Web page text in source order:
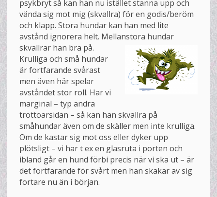
psykbryt så kan han nu istället stanna upp och
vända sig mot mig (skvallra) för en godis/beröm
och klapp. Stora hundar kan han med lite
avstånd ignorera helt. Mellanstora hundar
skvallrar han bra på.
Krulliga och små hundar
är fortfarande svårast
men även här spelar
avståndet stor roll. Har vi
marginal – typ andra
trottoarsidan – så kan han skvallra på
småhundar även om de skäller men inte krulliga.
Om de kastar sig mot oss eller dyker upp
plötsligt – vi har t ex en glasruta i porten och
ibland går en hund förbi precis när vi ska ut – är
det fortfarande för svårt men han skakar av sig
fortare nu än i början.